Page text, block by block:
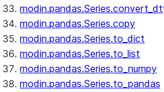
modin.pandas.Series.copy
modin.pandas.Series.to_dict
modin.pandas.Series.to_list
modin.pandas.Series.to_numpy
modin.pandas.Series.to_pandas